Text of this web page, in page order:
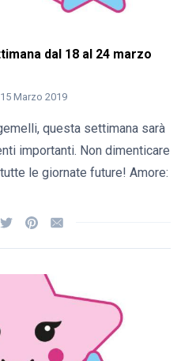
dal 18 al 24 marzo
15 Marzo 2019
questa settimana sarà
importanti. Non dimenticare
le giornate future! Amore: